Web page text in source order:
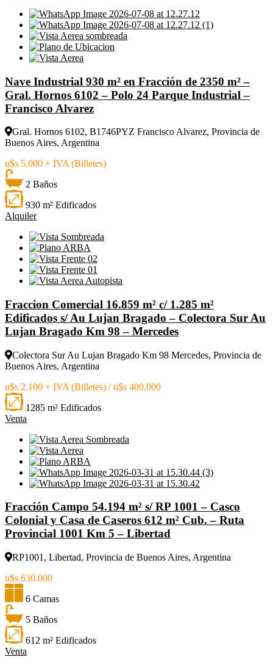
Nave Industrial 930 m² en Fracción de 2350 m² –
Gral. Hornos 6102 – Polo 24 Parque Industrial –
Francisco Alvarez
Gral. Hornos 6102, B1746PYZ Francisco Alvarez, Provincia de
Buenos Aires, Argentina
u$s 5.000 + IVA (Billetes)
2 Baños
930 m² Edificados
Alquiler
Fraccion Comercial 16.859 m² c/ 1.285 m²
Edificados s/ Au Lujan Bragado – Colectora Sur Au
Lujan Bragado Km 98 – Mercedes
Colectora Sur Au Lujan Bragado Km 98 Mercedes, Provincia de
Buenos Aires, Argentina
u$s 2.100 + IVA (Billetes) / u$s 400.000
1285 m² Edificados
Venta
Fracción Campo 54.194 m² s/ RP 1001 – Casco
Colonial y Casa de Caseros 612 m² Cub. – Ruta
Provincial 1001 Km 5 – Libertad
RP1001, Libertad, Provincia de Buenos Aires, Argentina
u$s 630.000
6 Camas
5 Baños
612 m² Edificados
Venta